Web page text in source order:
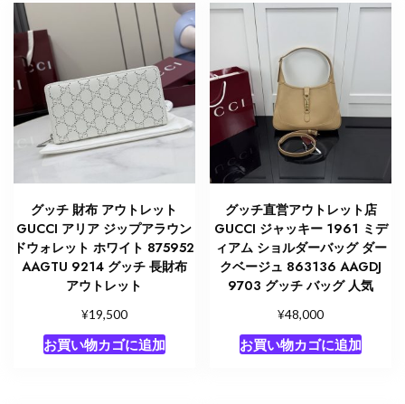
グッチ 財布 アウトレット
GUCCI アリア ジップアラウン
ドウォレット ホワイト 875952
AAGTU 9214 グッチ 長財布
アウトレット
¥19,500
お買い物カゴに追加
グッチ直営アウトレット店
GUCCI ジャッキー 1961 ミデ
ィアム ショルダーバッグ ダー
クベージュ 863136 AAGDJ
9703 グッチ バッグ 人気
¥48,000
お買い物カゴに追加